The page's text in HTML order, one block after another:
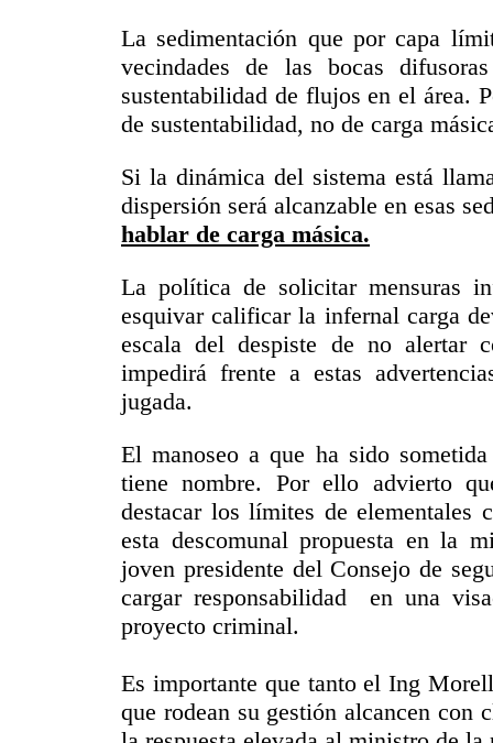
La sedimentación que por capa
vecindades de las bocas
sustentabilidad de flujos en el área.
de sustentabilidad, no de carga
Si la dinámica del sistema está
dispersión será alcanzable en esas
hablar de carga másica.
La política de solicitar mensuras
esquivar calificar la infernal carga
escala del despiste de no alertar
impedirá frente a estas
jugada.
El manoseo a que ha sido
tiene nombre. Por ello advierto
destacar los límites de elementales
esta descomunal propuesta en la
joven presidente del Consejo de
cargar responsabilidad en una
proyecto criminal.
Es importante que tanto el Ing
que rodean su gestión alcancen con